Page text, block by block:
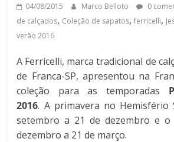
04/08/2015 Marco Belloto 0
de calçados, Coleção de sapatos,ferricelli,
verão 2016
A Ferricelli, marca tradicional de
de Franca-SP, apresentou na
coleção para as temporadas
2016. A primavera no Hemisfério
setembro a 21 de dezembro e
dezembro a 21 de março.